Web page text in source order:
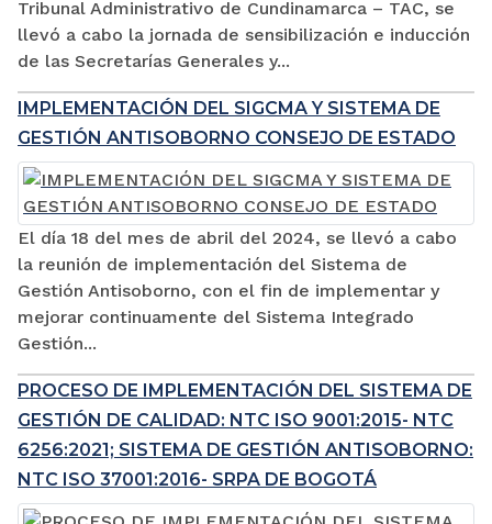
Tribunal Administrativo de Cundinamarca – TAC, se
llevó a cabo la jornada de sensibilización e inducción
de las Secretarías Generales y...
IMPLEMENTACIÓN DEL SIGCMA Y SISTEMA DE
GESTIÓN ANTISOBORNO CONSEJO DE ESTADO
El día 18 del mes de abril del 2024, se llevó a cabo
la reunión de implementación del Sistema de
Gestión Antisoborno, con el fin de implementar y
mejorar continuamente del Sistema Integrado
Gestión...
PROCESO DE IMPLEMENTACIÓN DEL SISTEMA DE
GESTIÓN DE CALIDAD: NTC ISO 9001:2015- NTC
6256:2021; SISTEMA DE GESTIÓN ANTISOBORNO:
NTC ISO 37001:2016- SRPA DE BOGOTÁ